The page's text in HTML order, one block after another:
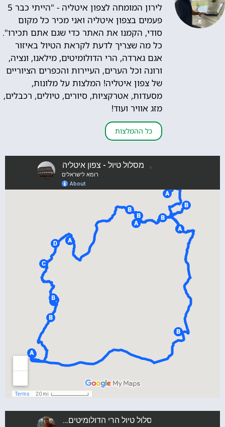
לירון המומחה לצפון איטליה - "הייתי כבר 5
פעמים בצפון איטליה ואני מכיר כל מקום
סודי, הקמנו את האתר כדי שגם אתם תכירו".
כל מה שצריך לדעת לקראת הטיול באיזור
אגם גארדה, הרי הדולומיטים, מילאנו, ונציה,
ורונה וכל הערים, העיירות והכפרים הציוריים
של צפון איטליה! המלצות על מלונות,
מסעדות, אטרקציות, סיורים, טיולים, רכבלים,
מזג אוויר ועוד!
כל ההמלצות